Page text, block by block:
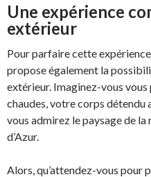
Une expérience
extérieur
Pour parfaire cette
propose également la
extérieur. Imaginez-vous vous
chaudes, votre corps détendu
vous admirez le paysage de
d’Azur.
Alors, qu’attendez-vous pour